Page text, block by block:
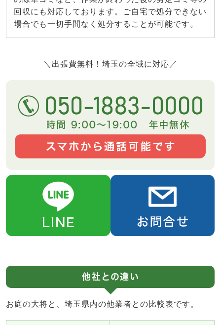
回収にも対応しております。ご自宅で処分できない
場合でも一切手間なく処分することが可能です。
＼出張費無料！埼玉の全域に対応／
他社との違い
お庭の大将と、埼玉県内の他業者との比較表です。